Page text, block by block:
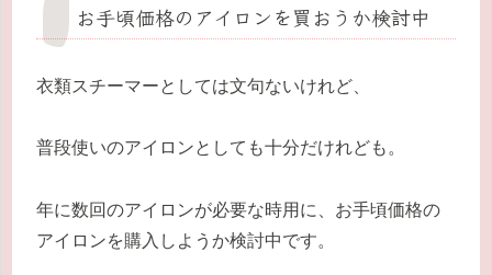
お手頃価格のアイロンを買おうか検討中
衣類スチーマーとしては文句ないけれど、
普段使いのアイロンとしても十分だけれども。
年に数回のアイロンが必要な時用に、お手頃価格の
アイロンを購入しようか検討中です。